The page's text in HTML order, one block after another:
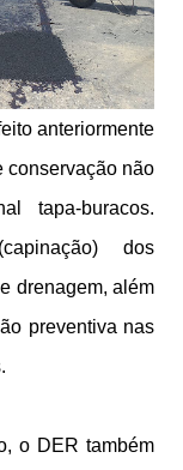
anteriormente
conservação não
tapa-buracos.
dos
drenagem, além
preventiva nas
o DER também